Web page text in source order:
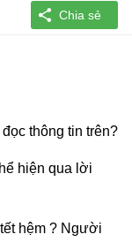
thông tin trên?
hiện qua lời
hệm ? Người